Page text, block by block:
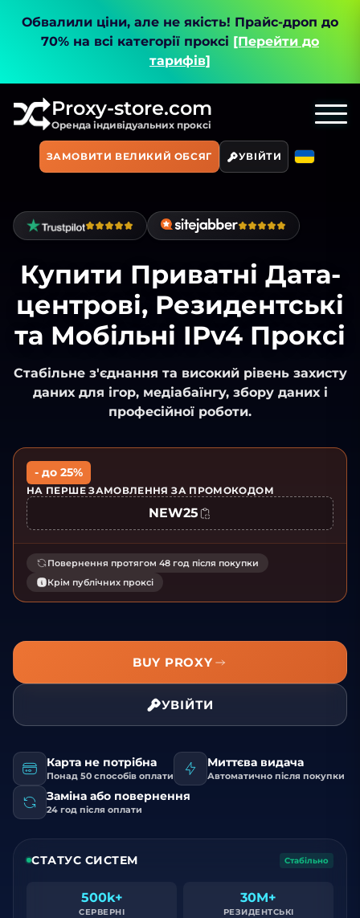
Обвалили ціни, але не якість! Прайс-дроп до
70% на всі категорії проксі [Перейти до
тарифів]
Proxy-store.com
Оренда індивідуальних проксі
ЗАМОВИТИ ВЕЛИКИЙ ОБСЯГ УВІЙТИ
Купити Приватні Дата-
центрові, Резидентські
та Мобільні IPv4 Проксі
Стабільне з'єднання та високий рівень захисту
даних для ігор, медіабаїнгу, збору даних і
професійної роботи.
- до 25%
НА ПЕРШЕ ЗАМОВЛЕННЯ ЗА ПРОМОКОДОМ
NEW25
Повернення протягом 48 год після покупки
Крім публічних проксі
BUY PROXY
УВІЙТИ
Карта не потрібна
Понад 50 способів оплати
Миттєва видача
Автоматично після покупки
Заміна або повернення
24 год після оплати
СТАТУС СИСТЕМ Стабільно
500k+
СЕРВЕРНІ
30M+
РЕЗИДЕНТСЬКІ